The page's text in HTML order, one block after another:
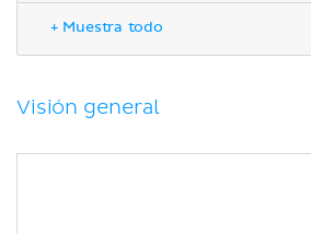
Tipos de Taquicardia
Taquicardia
+ Muestra todo
Visión general